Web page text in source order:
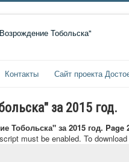
Контакты Сайт проекта
за 2015 год.
Тобольска" за 2015 год. Page
must be enabled. To